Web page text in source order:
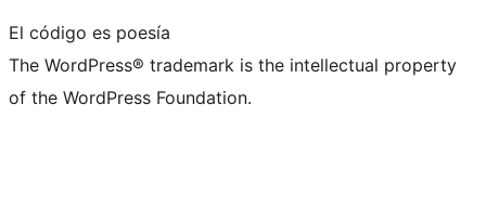
El código es poesía
The WordPress® trademark is the intellectual property
of the WordPress Foundation.